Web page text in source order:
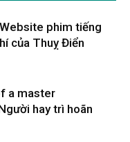
phim tiếng
của Thuỵ Điển
a master
hay trì hoãn